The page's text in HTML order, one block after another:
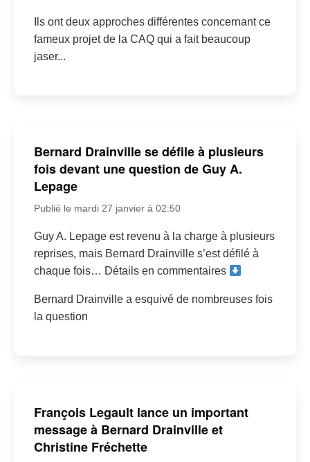
Ils ont deux approches différentes concernant ce
fameux projet de la CAQ qui a fait beaucoup
jaser...
Bernard Drainville se défile à plusieurs
fois devant une question de Guy A.
Lepage
Publié le mardi 27 janvier à 02:50
Guy A. Lepage est revenu à la charge à plusieurs
reprises, mais Bernard Drainville s’est défilé à
chaque fois… Détails en commentaires
Bernard Drainville a esquivé de nombreuses fois
la question
François Legault lance un important
message à Bernard Drainville et
Christine Fréchette